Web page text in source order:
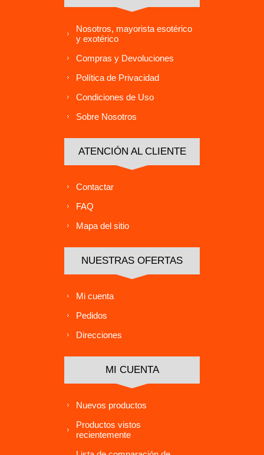
Nosotros, mayorista esotérico
y exotérico
Compras y Devoluciones
Política de Privacidad
Condiciones de Uso
Sobre Nosotros
ATENCIÓN AL CLIENTE
Contactar
FAQ
Mapa del sitio
NUESTRAS OFERTAS
Mi cuenta
Pedidos
Direcciones
MI CUENTA
Nuevos productos
Productos vistos
recientemente